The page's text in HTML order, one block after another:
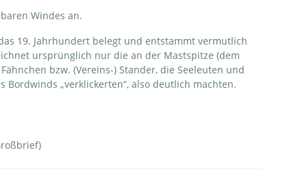
Windes an.
19. Jahrhundert belegt und entstammt vermutlich
ursprünglich nur die an der Mastspitze (dem
bzw. (Vereins-) Stander, die Seeleuten und
Bordwinds „verklickerten“, also deutlich machten.